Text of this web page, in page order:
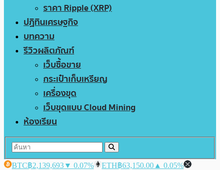
ราคา Ripple (XRP)
ปฏิทินเศรษฐกิจ
บทความ
รีวิวผลิตภัณฑ์
เว็บซื้อขาย
กระเป๋าเก็บเหรียญ
เครื่องขุด
เว็บขุดแบบ Cloud Mining
ห้องเรียน
BTC฿2,139,693▼ 0.07% ETH฿63,150.00 ▲ 0.05%